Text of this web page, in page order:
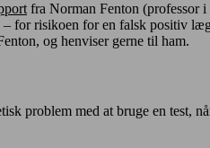
fra Norman Fenton (professor
for risikoen for en falsk positiv
og henviser gerne til ham.
problem med at bruge en test,